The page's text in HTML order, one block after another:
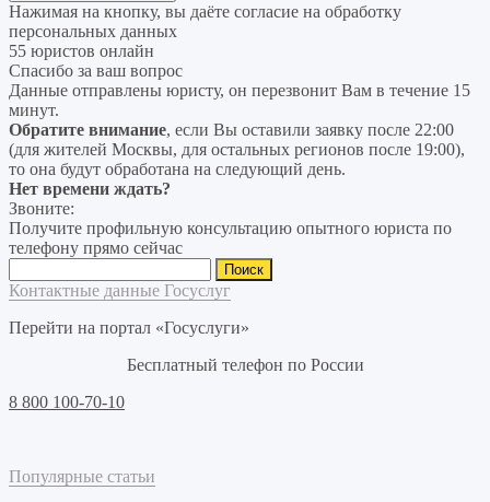
Нажимая на кнопку, вы даёте согласие на обработку
персональных данных
55 юристов онлайн
Спасибо за ваш вопрос
Данные отправлены юристу, он перезвонит Вам в течение 15
минут.
Обратите внимание, если Вы оставили заявку после 22:00
(для жителей Москвы, для остальных регионов после 19:00),
то она будут обработана на следующий день.
Нет времени ждать?
Звоните:
Получите профильную консультацию опытного юриста по
телефону прямо сейчас
Контактные данные Госуслуг
Перейти на портал «Госуслуги»
Бесплатный телефон по России
8 800 100-70-10
Популярные статьи